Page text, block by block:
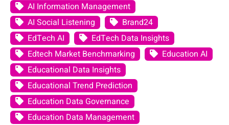
AI Information Management
AI Social Listening
Brand24
EdTech AI
EdTech Data Insights
Edtech Market Benchmarking
Education AI
Educational Data Insights
Educational Trend Prediction
Education Data Governance
Education Data Management